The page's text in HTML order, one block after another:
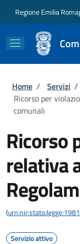
Regione Emilia
Briciole
Home / Servizi /
Ricorso per
comunali
Ricorso
relativa
(
Servizio attivo